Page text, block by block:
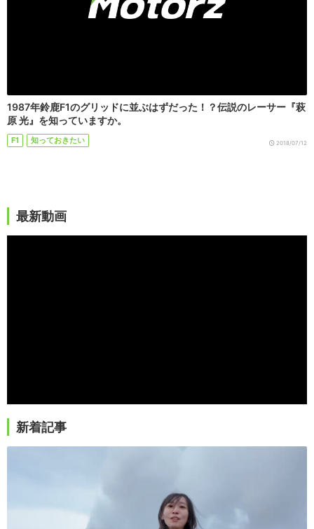
1987年鈴鹿F1のグリッドに並ぶはずだった！？伝説のレーサー『萩
原 光』を知っていますか。
F1 知っておきたい 2018/07/12
最新動画
新着記事